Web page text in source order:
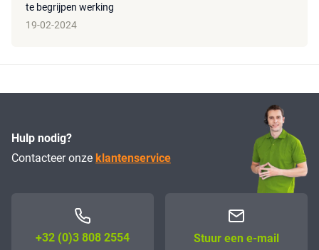
te begrijpen werking
19-02-2024
Hulp nodig?
Contacteer onze klantenservice
+32 (0)3 808 2554 Stuur een e-mail